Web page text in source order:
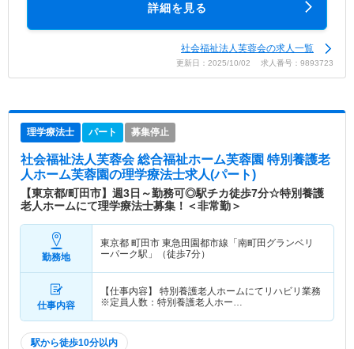
詳細を見る
社会福祉法人芙蓉会の求人一覧
更新日：2025/10/02 求人番号：9893723
理学療法士 パート 募集停止
社会福祉法人芙蓉会 総合福祉ホーム芙蓉園 特別養護老
人ホーム芙蓉園の理学療法士求人(パート)
【東京都/町田市】週3日～勤務可◎駅チカ徒歩7分☆特別養護
老人ホームにて理学療法士募集！＜非常勤＞
勤務地
東京都 町田市 東急田園都市線「南町田グランベリ
ーパーク駅」（徒歩7分）
仕事内容
【仕事内容】 特別養護老人ホームにてリハビリ業務
※定員人数：特別養護老人ホー…
駅から徒歩10分以内